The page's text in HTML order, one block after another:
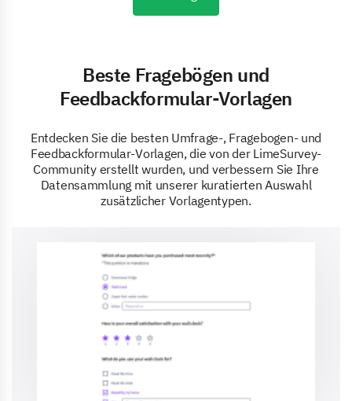
Beste Fragebögen und
Feedbackformular-Vorlagen
Entdecken Sie die besten Umfrage-, Fragebogen- und
Feedbackformular-Vorlagen, die von der LimeSurvey-
Community erstellt wurden, und verbessern Sie Ihre
Datensammlung mit unserer kuratierten Auswahl
zusätzlicher Vorlagentypen.